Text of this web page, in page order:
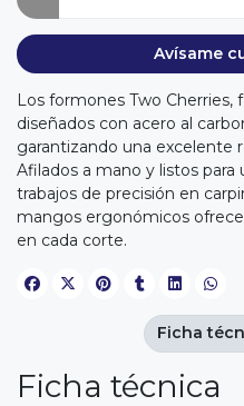
Avísame
Los formones Two Cherries,
diseñados con acero al
garantizando una excelente
Afilados a mano y listos para
trabajos de precisión en
mangos ergonómicos
en cada corte.
Ficha técnica
Ficha